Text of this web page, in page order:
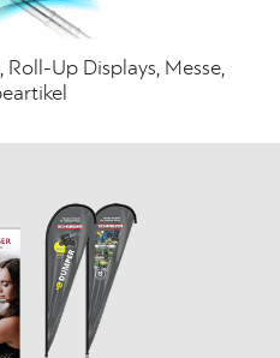
Roll-Up Displays, Messe,